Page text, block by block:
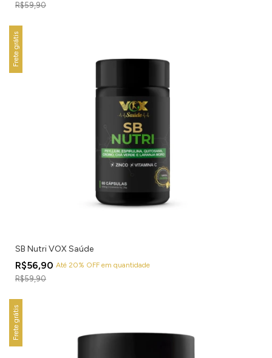
R$59,90
Frete grátis
SB Nutri VOX Saúde
R$56,90 Até 20% OFF em quantidade
R$59,90
Frete grátis